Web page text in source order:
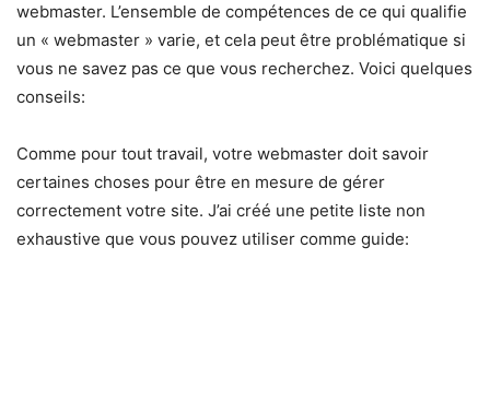
webmaster. L’ensemble de compétences de ce qui qualifie
un « webmaster » varie, et cela peut être problématique si
vous ne savez pas ce que vous recherchez. Voici quelques
conseils:
Comme pour tout travail, votre webmaster doit savoir
certaines choses pour être en mesure de gérer
correctement votre site. J’ai créé une petite liste non
exhaustive que vous pouvez utiliser comme guide: